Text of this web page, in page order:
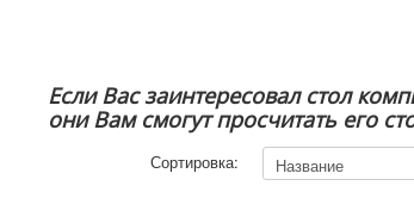
Если Вас заинтересовал стол
они Вам смогут просчитать его
Сортировка: